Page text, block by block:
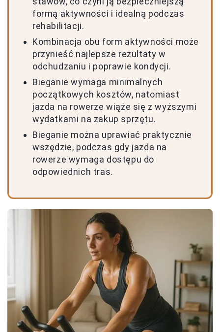
formą aktywności i idealną podczas
rehabilitacji.
Kombinacja obu form aktywności może
przynieść najlepsze rezultaty w
odchudzaniu i poprawie kondycji.
Bieganie wymaga minimalnych
początkowych kosztów, natomiast
jazda na rowerze wiąże się z wyższymi
wydatkami na zakup sprzętu.
Bieganie można uprawiać praktycznie
wszędzie, podczas gdy jazda na
rowerze wymaga dostępu do
odpowiednich tras.